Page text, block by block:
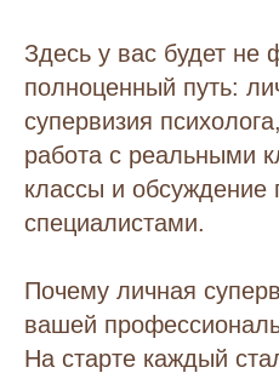
Здесь у вас будет не
полноценный путь:
супервизия
работа с реальными
классы и обсуждение
специалистами.
Почему личная
вашей
На старте каждый